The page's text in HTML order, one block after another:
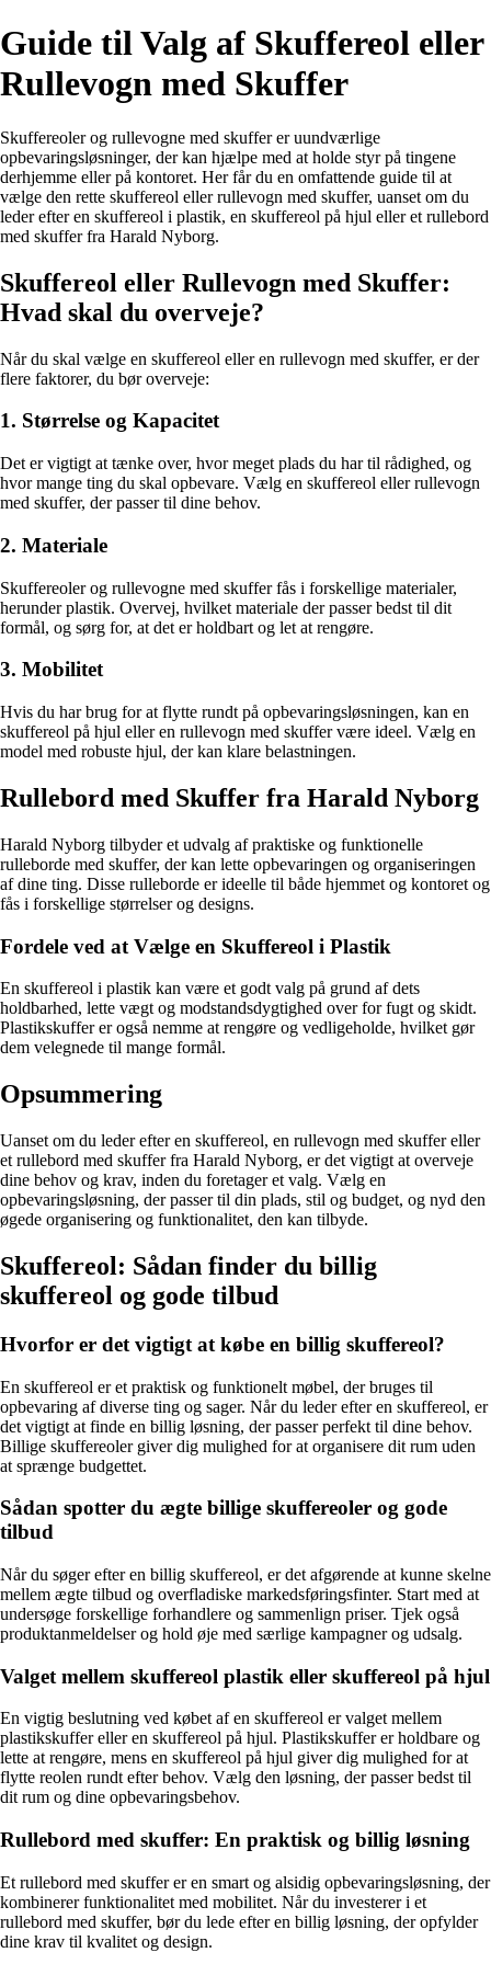
Guide til Valg af Skuffereol eller
Rullevogn med Skuffer
Skuffereoler og rullevogne med skuffer er uundværlige
opbevaringsløsninger, der kan hjælpe med at holde styr på tingene
derhjemme eller på kontoret. Her får du en omfattende guide til at
vælge den rette skuffereol eller rullevogn med skuffer, uanset om du
leder efter en skuffereol i plastik, en skuffereol på hjul eller et rullebord
med skuffer fra Harald Nyborg.
Skuffereol eller Rullevogn med Skuffer:
Hvad skal du overveje?
Når du skal vælge en skuffereol eller en rullevogn med skuffer, er der
flere faktorer, du bør overveje:
1. Størrelse og Kapacitet
Det er vigtigt at tænke over, hvor meget plads du har til rådighed, og
hvor mange ting du skal opbevare. Vælg en skuffereol eller rullevogn
med skuffer, der passer til dine behov.
2. Materiale
Skuffereoler og rullevogne med skuffer fås i forskellige materialer,
herunder plastik. Overvej, hvilket materiale der passer bedst til dit
formål, og sørg for, at det er holdbart og let at rengøre.
3. Mobilitet
Hvis du har brug for at flytte rundt på opbevaringsløsningen, kan en
skuffereol på hjul eller en rullevogn med skuffer være ideel. Vælg en
model med robuste hjul, der kan klare belastningen.
Rullebord med Skuffer fra Harald Nyborg
Harald Nyborg tilbyder et udvalg af praktiske og funktionelle
rulleborde med skuffer, der kan lette opbevaringen og organiseringen
af dine ting. Disse rulleborde er ideelle til både hjemmet og kontoret og
fås i forskellige størrelser og designs.
Fordele ved at Vælge en Skuffereol i Plastik
En skuffereol i plastik kan være et godt valg på grund af dets
holdbarhed, lette vægt og modstandsdygtighed over for fugt og skidt.
Plastikskuffer er også nemme at rengøre og vedligeholde, hvilket gør
dem velegnede til mange formål.
Opsummering
Uanset om du leder efter en skuffereol, en rullevogn med skuffer eller
et rullebord med skuffer fra Harald Nyborg, er det vigtigt at overveje
dine behov og krav, inden du foretager et valg. Vælg en
opbevaringsløsning, der passer til din plads, stil og budget, og nyd den
øgede organisering og funktionalitet, den kan tilbyde.
Skuffereol: Sådan finder du billig
skuffereol og gode tilbud
Hvorfor er det vigtigt at købe en billig skuffereol?
En skuffereol er et praktisk og funktionelt møbel, der bruges til
opbevaring af diverse ting og sager. Når du leder efter en skuffereol, er
det vigtigt at finde en billig løsning, der passer perfekt til dine behov.
Billige skuffereoler giver dig mulighed for at organisere dit rum uden
at sprænge budgettet.
Sådan spotter du ægte billige skuffereoler og gode
tilbud
Når du søger efter en billig skuffereol, er det afgørende at kunne skelne
mellem ægte tilbud og overfladiske markedsføringsfinter. Start med at
undersøge forskellige forhandlere og sammenlign priser. Tjek også
produktanmeldelser og hold øje med særlige kampagner og udsalg.
Valget mellem skuffereol plastik eller skuffereol på hjul
En vigtig beslutning ved købet af en skuffereol er valget mellem
plastikskuffer eller en skuffereol på hjul. Plastikskuffer er holdbare og
lette at rengøre, mens en skuffereol på hjul giver dig mulighed for at
flytte reolen rundt efter behov. Vælg den løsning, der passer bedst til
dit rum og dine opbevaringsbehov.
Rullebord med skuffer: En praktisk og billig løsning
Et rullebord med skuffer er en smart og alsidig opbevaringsløsning, der
kombinerer funktionalitet med mobilitet. Når du investerer i et
rullebord med skuffer, bør du lede efter en billig løsning, der opfylder
dine krav til kvalitet og design.